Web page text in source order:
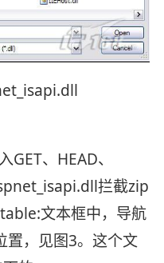
、HEAD、
拦截zip
文本框中，导航
，见图3。这个文